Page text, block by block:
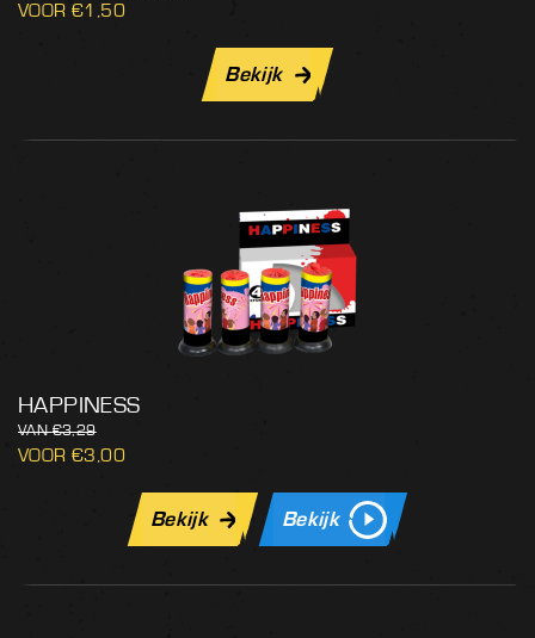
€1,50
Bekijk
HAPPINESS
€3,29
€3,00
Bekijk Bekijk